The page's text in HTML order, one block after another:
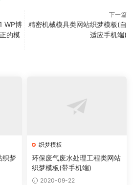
WP博
的模
下一篇
精密机械模具类网站织梦模板(自
适应手机端)
织梦
织梦模板
环保废气废水处理工程类网站
织梦模板(带手机端)
2020-09-22